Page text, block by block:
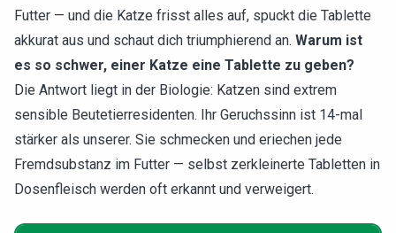
Futter — und die Katze frisst alles auf, spuckt die Tablette
akkurat aus und schaut dich triumphierend an. Warum ist
es so schwer, einer Katze eine Tablette zu geben?
Die Antwort liegt in der Biologie: Katzen sind extrem
sensible Beutetierresidenten. Ihr Geruchssinn ist 14-mal
stärker als unserer. Sie schmecken und eriechen jede
Fremdsubstanz im Futter — selbst zerkleinerte Tabletten in
Dosenfleisch werden oft erkannt und verweigert.